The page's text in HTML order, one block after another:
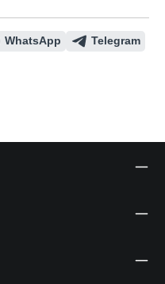
WhatsApp
Telegram